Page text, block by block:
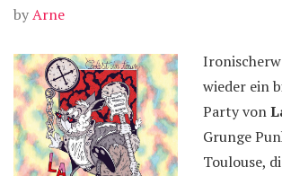
byArne
wieder ein
Party von
Grunge
Toulouse,